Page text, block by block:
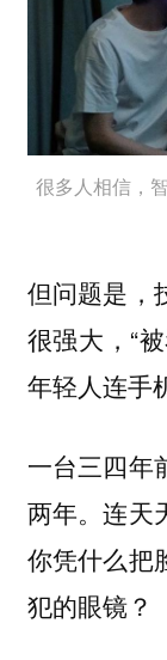
很多人相信，
但问题是，
很强大，“
年轻人连手
一台三四年
两年。连天
你凭什么把
犯的眼镜？